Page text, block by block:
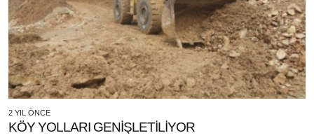
2 YIL ÖNCE
KÖY YOLLARI GENİŞLETİLİYOR